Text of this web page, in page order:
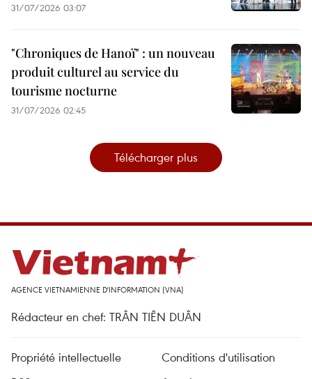
31/07/2026 03:07
"Chroniques de Hanoï" : un nouveau
produit culturel au service du
tourisme nocturne
31/07/2026 02:45
Télécharger plus
AGENCE VIETNAMIENNE D'INFORMATION (VNA)
Rédacteur en chef: TRÂN TIÊN DUÂN
Propriété intellectuelle
Conditions d'utilisation